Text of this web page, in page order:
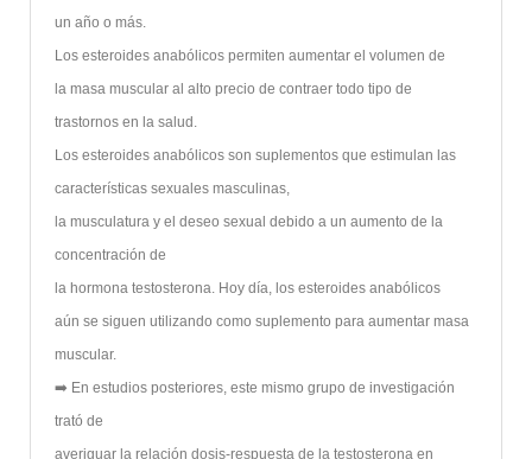
un año o más.
Los esteroides anabólicos permiten aumentar el volumen de
la masa muscular al alto precio de contraer todo tipo de
trastornos en la salud.
Los esteroides anabólicos son suplementos que estimulan las
características sexuales masculinas,
la musculatura y el deseo sexual debido a un aumento de la
concentración de
la hormona testosterona. Hoy día, los esteroides anabólicos
aún se siguen utilizando como suplemento para aumentar masa
muscular.
➡️ En estudios posteriores, este mismo grupo de investigación
trató de
averiguar la relación dosis-respuesta de la testosterona en